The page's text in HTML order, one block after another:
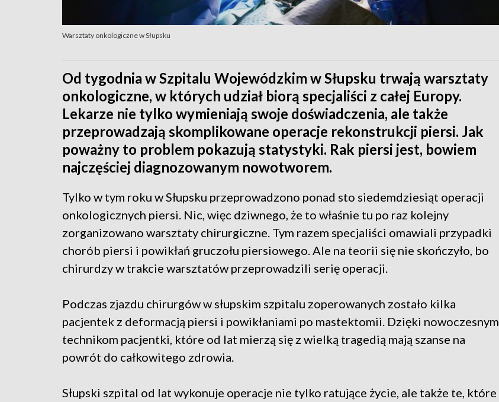
Warsztaty onkologiczne w Słupsku
Od tygodnia w Szpitalu Wojewódzkim w Słupsku trwają warsztaty
onkologiczne, w których udział biorą specjaliści z całej Europy.
Lekarze nie tylko wymieniają swoje doświadczenia, ale także
przeprowadzają skomplikowane operacje rekonstrukcji piersi. Jak
poważny to problem pokazują statystyki. Rak piersi jest, bowiem
najczęściej diagnozowanym nowotworem.
Tylko w tym roku w Słupsku przeprowadzono ponad sto siedemdziesiąt operacji
onkologicznych piersi. Nic, więc dziwnego, że to właśnie tu po raz kolejny
zorganizowano warsztaty chirurgiczne. Tym razem specjaliści omawiali przypadki
chorób piersi i powikłań gruczołu piersiowego. Ale na teorii się nie skończyło, bo
chirurdzy w trakcie warsztatów przeprowadzili serię operacji.
Podczas zjazdu chirurgów w słupskim szpitalu zoperowanych zostało kilka
pacjentek z deformacją piersi i powikłaniami po mastektomii. Dzięki nowoczesnym
technikom pacjentki, które od lat mierzą się z wielką tragedią mają szanse na
powrót do całkowitego zdrowia.
Słupski szpital od lat wykonuje operacje nie tylko ratujące życie, ale także te, które